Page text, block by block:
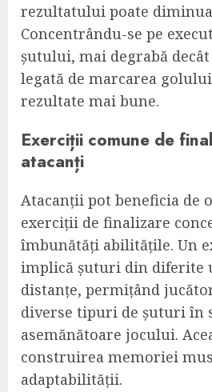
rezultatului poate
Concentrându-se pe
șutului, mai degrabă
legată de marcarea
rezultate mai bune.
Exerciții comune de
atacanți
Atacanții pot beneficia de
exerciții de finalizare
îmbunătăți abilitățile. Un
implică șuturi din diferite
distanțe, permițând
diverse tipuri de șuturi în
asemănătoare jocului.
construirea memoriei
adaptabilității.